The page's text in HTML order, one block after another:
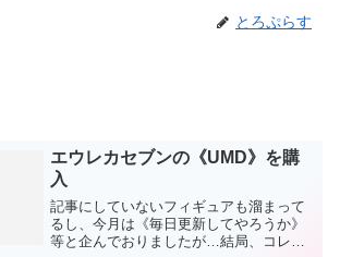
とろぷらす
エウレカセブンの《UMD》を購
入
記事にしていないフィギュアも溜まって
るし、今月は《毎日更新してやろうか》
等と企んでおりましたが…結局、コレの